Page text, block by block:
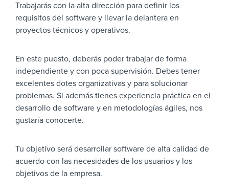
Trabajarás con la alta dirección para definir los
requisitos del software y llevar la delantera en
proyectos técnicos y operativos.
En este puesto, deberás poder trabajar de forma
independiente y con poca supervisión. Debes tener
excelentes dotes organizativas y para solucionar
problemas. Si además tienes experiencia práctica en el
desarrollo de software y en metodologías ágiles, nos
gustaría conocerte.
Tu objetivo será desarrollar software de alta calidad de
acuerdo con las necesidades de los usuarios y los
objetivos de la empresa.